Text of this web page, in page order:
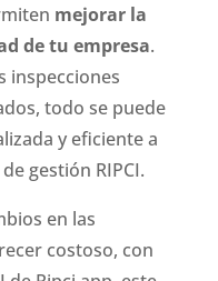
mejorar la
de tu empresa.
inspecciones
todo se puede
y eficiente a
gestión RIPCI.
en las
costoso, con